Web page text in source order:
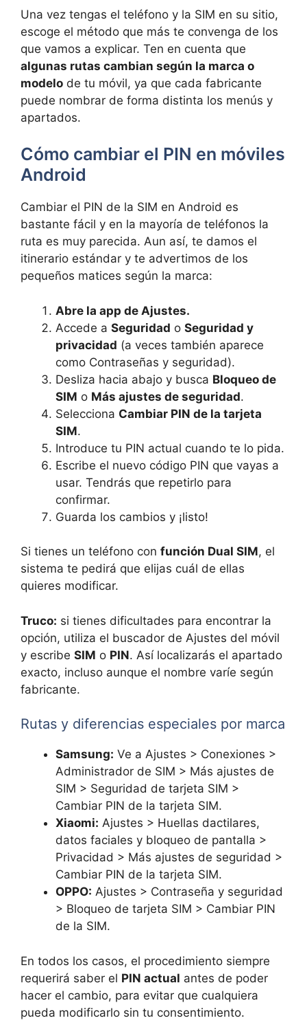
Una vez tengas el teléfono y la SIM en su sitio,
escoge el método que más te convenga de los
que vamos a explicar. Ten en cuenta que
algunas rutas cambian según la marca o
modelo de tu móvil, ya que cada fabricante
puede nombrar de forma distinta los menús y
apartados.
Cómo cambiar el PIN en móviles
Android
Cambiar el PIN de la SIM en Android es
bastante fácil y en la mayoría de teléfonos la
ruta es muy parecida. Aun así, te damos el
itinerario estándar y te advertimos de los
pequeños matices según la marca:
Abre la app de Ajustes.
Accede a Seguridad o Seguridad y
privacidad (a veces también aparece
como Contraseñas y seguridad).
Desliza hacia abajo y busca Bloqueo de
SIM o Más ajustes de seguridad.
Selecciona Cambiar PIN de la tarjeta
SIM.
Introduce tu PIN actual cuando te lo pida.
Escribe el nuevo código PIN que vayas a
usar. Tendrás que repetirlo para
confirmar.
Guarda los cambios y ¡listo!
Si tienes un teléfono con función Dual SIM, el
sistema te pedirá que elijas cuál de ellas
quieres modificar.
Truco: si tienes dificultades para encontrar la
opción, utiliza el buscador de Ajustes del móvil
y escribe SIM o PIN. Así localizarás el apartado
exacto, incluso aunque el nombre varíe según
fabricante.
Rutas y diferencias especiales por marca
Samsung: Ve a Ajustes > Conexiones >
Administrador de SIM > Más ajustes de
SIM > Seguridad de tarjeta SIM >
Cambiar PIN de la tarjeta SIM.
Xiaomi: Ajustes > Huellas dactilares,
datos faciales y bloqueo de pantalla >
Privacidad > Más ajustes de seguridad >
Cambiar PIN de la tarjeta SIM.
OPPO: Ajustes > Contraseña y seguridad
> Bloqueo de tarjeta SIM > Cambiar PIN
de la SIM.
En todos los casos, el procedimiento siempre
requerirá saber el PIN actual antes de poder
hacer el cambio, para evitar que cualquiera
pueda modificarlo sin tu consentimiento.